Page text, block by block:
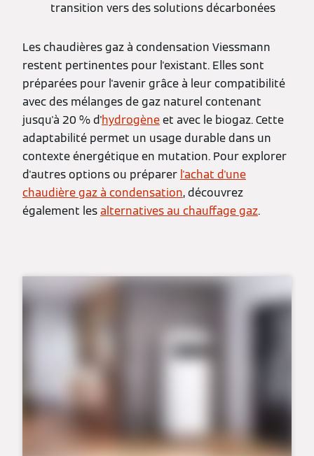
transition vers des solutions décarbonées
Les chaudières gaz à condensation Viessmann
restent pertinentes pour l'existant. Elles sont
préparées pour l'avenir grâce à leur compatibilité
avec des mélanges de gaz naturel contenant
jusqu'à 20 % d'hydrogèneet avec le biogaz. Cette
adaptabilité permet un usage durable dans un
contexte énergétique en mutation. Pour explorer
d'autres options ou préparer l'achat d'une
chaudière gaz à condensation, découvrez
également lesalternatives au chauffage gaz.